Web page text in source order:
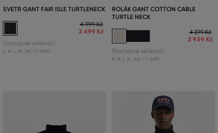
SVETR GANT FAIR ISLE TURTLENECK
4 999 Kč
3 499 Kč
Dostupné velikosti:
S, M L XL XXL +1 další
ROLÁK GANT COTTON CABLE
TURTLE NECK
4 199 Kč
2 939 Kč
Dostupné velikosti:
S, M L XL XXL +1 další